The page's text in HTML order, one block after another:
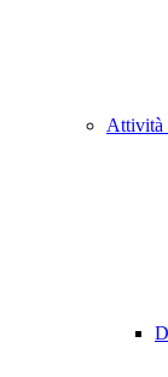
Attività